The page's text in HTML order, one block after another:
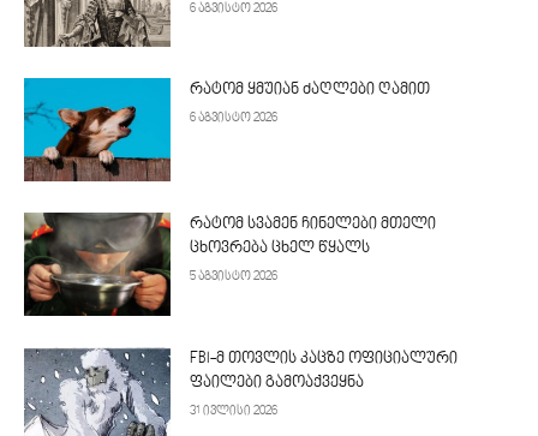
6 აგვისტო 2026
რატომ ყმუიან ძაღლები ღამით
6 აგვისტო 2026
რატომ სვამენ ჩინელები მთელი
ცხოვრება ცხელ წყალს
5 აგვისტო 2026
FBI-მ თოვლის კაცზე ოფიციალური
ფაილები გამოაქვეყნა
31 ივლისი 2026